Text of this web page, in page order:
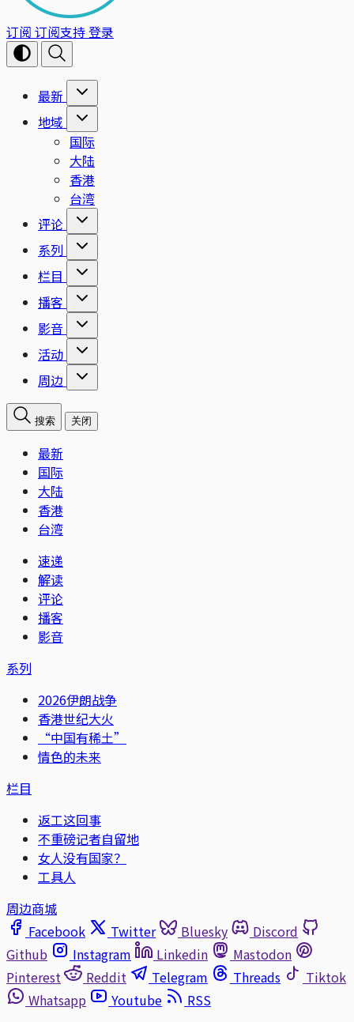
订阅 订阅支持登录
最新
地域
国际
大陆
香港
台湾
评论
系列
栏目
播客
影音
活动
周边
搜索 关闭
最新
国际
大陆
香港
台湾
速递
解读
评论
播客
影音
系列
2026伊朗战争
香港世纪大火
“中国有稀土”
情色的未来
栏目
返工这回事
不重磅记者自留地
女人没有国家？
工具人
周边商城
Facebook
Twitter Bluesky
Discord
Github
Instagram Linkedin
Mastodon
Pinterest
Reddit Telegram Threads
Tiktok
Whatsapp
Youtube
RSS